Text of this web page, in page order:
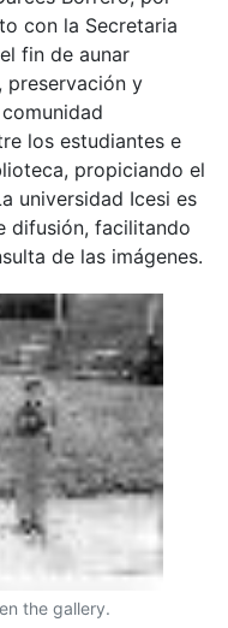
con la Secretaria
fin de aunar
preservación y
los estudiantes e
propiciando el
universidad Icesi es
difusión, facilitando
de las imágenes.
the gallery.